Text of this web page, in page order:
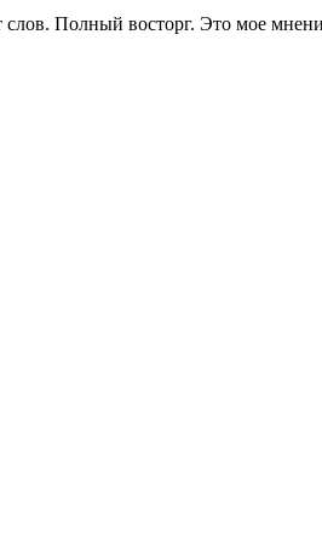
Полный восторг. Это мое